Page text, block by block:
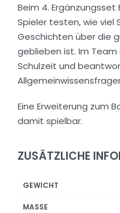
Beim 4. Ergänzungsset
Spieler testen, wie viel
Geschichten über die
geblieben ist. Im Team
Schulzeit und
Eine Erweiterung zum
damit spielbar.
ZUSÄTZLICHE
GEWICHT
MASSE